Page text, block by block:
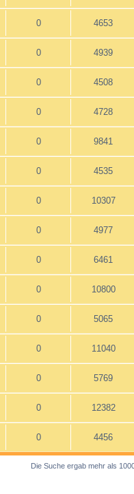
0 4653
0 4939
0 4508
0 4728
0 9841
0 4535
0 10307
0 4977
0 6461
0 10800
0 5065
0 11040
0 5769
0 12382
0 4456
Die Suche ergab mehr als